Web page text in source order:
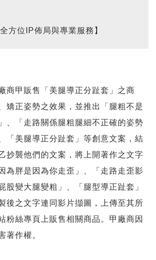
方位IP佈局與專業服務】
商甲販售「美腿導正分趾套」之商
矯正姿勢之效果，並推出「腿粗不是
、「走路關係腿粗腿細不正確的姿勢
「美腿導正分趾套」等創意文案，結
抄襲他們的文案，將上開著作之文字
為胖是因為你走歪」、「走路走歪影
股變大腿變粗」、「腿型導正趾套」
後之文字連同影片擷圖，上傳至其所
粉絲專頁上販售相關商品。甲廠商因
著作權。